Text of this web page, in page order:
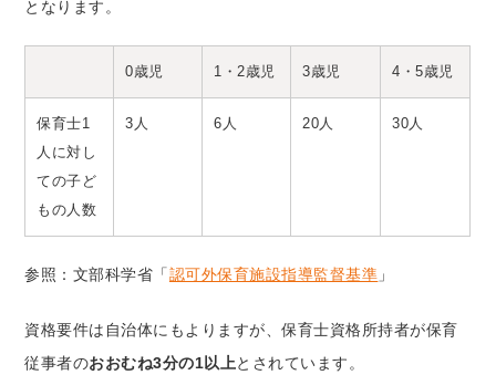
となります。
0歳児 1・2歳児 3歳児 4・5歳児
保育士1
人に対し
ての子ど
もの人数
3人 6人 20人 30人
参照：文部科学省「認可外保育施設指導監督基準 」
資格要件は自治体にもよりますが、保育士資格所持者が保育
従事者のおおむね3分の1以上とされています。